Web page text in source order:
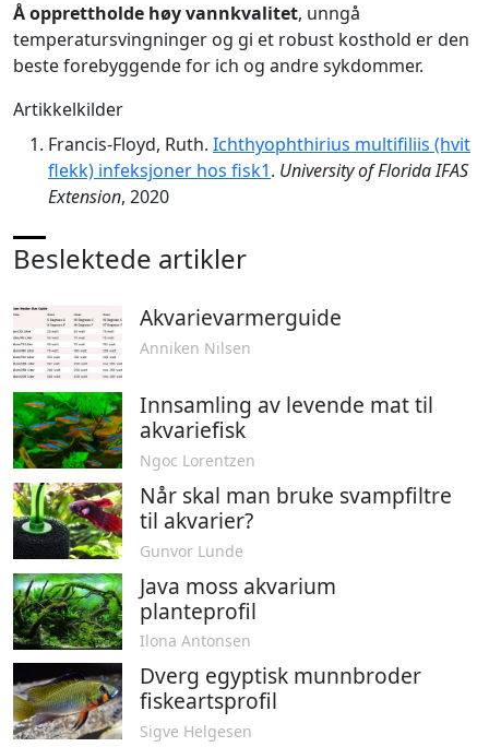
Å opprettholde høy vannkvalitet, unngå
temperatursvingninger og gi et robust kosthold er den
beste forebyggende for ich og andre sykdommer.
Artikkelkilder
Francis-Floyd, Ruth. Ichthyophthirius multifiliis (hvit
flekk) infeksjoner hos fisk1. University of Florida IFAS
Extension, 2020
Beslektede artikler
Akvarievarmerguide
Anniken Nilsen
Innsamling av levende mat til
akvariefisk
Ngoc Lorentzen
Når skal man bruke svampfiltre
til akvarier?
Gunvor Lunde
Java moss akvarium
planteprofil
Ilona Antonsen
Dverg egyptisk munnbroder
fiskeartsprofil
Sigve Helgesen